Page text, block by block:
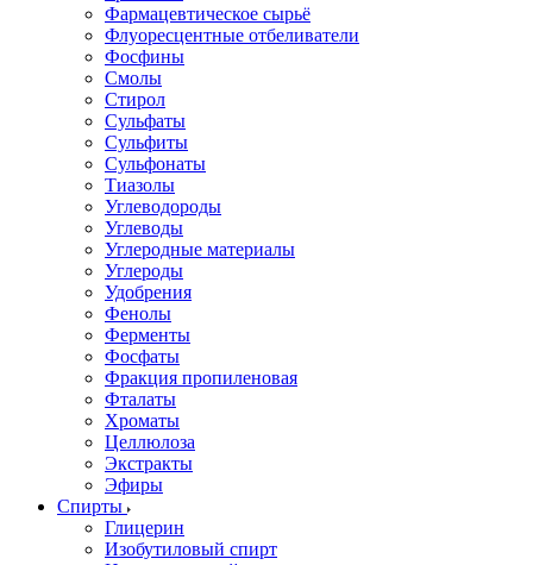
Фармацевтическое сырьё
Флуоресцентные отбеливатели
Фосфины
Смолы
Стирол
Сульфаты
Сульфиты
Сульфонаты
Тиазолы
Углеводороды
Углеводы
Углеродные материалы
Углероды
Удобрения
Фенолы
Ферменты
Фосфаты
Фракция пропиленовая
Фталаты
Хроматы
Целлюлоза
Экстракты
Эфиры
Спирты
Глицерин
Изобутиловый спирт